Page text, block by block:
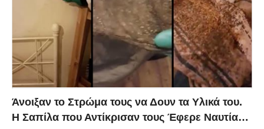
Άνοιξαν το Στρώμα τους να Δουν τα Υλικά του.
Η Σαπίλα που Αντίκρισαν τους Έφερε Ναυτία…